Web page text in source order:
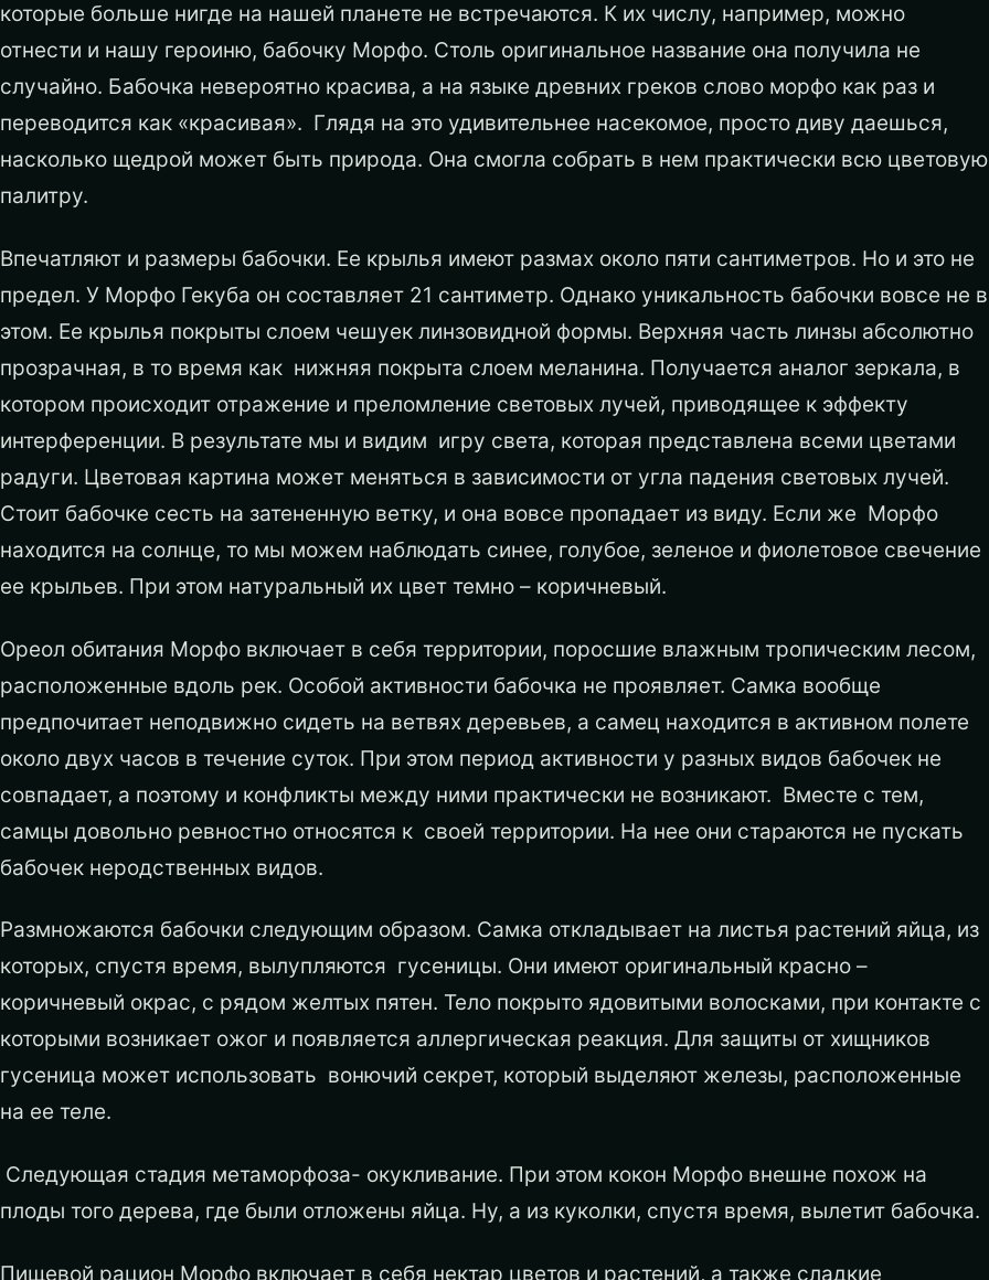
которые больше нигде на нашей планете не встречаются. К их числу, например, можно
отнести и нашу героиню, бабочку Морфо. Столь оригинальное название она получила не
случайно. Бабочка невероятно красива, а на языке древних греков слово морфо как раз и
переводится как «красивая». Глядя на это удивительнее насекомое, просто диву даешься,
насколько щедрой может быть природа. Она смогла собрать в нем практически всю цветовую
палитру.
Впечатляют и размеры бабочки. Ее крылья имеют размах около пяти сантиметров. Но и это не
предел. У Морфо Гекуба он составляет 21 сантиметр. Однако уникальность бабочки вовсе не в
этом. Ее крылья покрыты слоем чешуек линзовидной формы. Верхняя часть линзы абсолютно
прозрачная, в то время как нижняя покрыта слоем меланина. Получается аналог зеркала, в
котором происходит отражение и преломление световых лучей, приводящее к эффекту
интерференции. В результате мы и видим игру света, которая представлена всеми цветами
радуги. Цветовая картина может меняться в зависимости от угла падения световых лучей.
Стоит бабочке сесть на затененную ветку, и она вовсе пропадает из виду. Если же Морфо
находится на солнце, то мы можем наблюдать синее, голубое, зеленое и фиолетовое свечение
ее крыльев. При этом натуральный их цвет темно – коричневый.
Ореол обитания Морфо включает в себя территории, поросшие влажным тропическим лесом,
расположенные вдоль рек. Особой активности бабочка не проявляет. Самка вообще
предпочитает неподвижно сидеть на ветвях деревьев, а самец находится в активном полете
около двух часов в течение суток. При этом период активности у разных видов бабочек не
совпадает, а поэтому и конфликты между ними практически не возникают. Вместе с тем,
самцы довольно ревностно относятся к своей территории. На нее они стараются не пускать
бабочек неродственных видов.
Размножаются бабочки следующим образом. Самка откладывает на листья растений яйца, из
которых, спустя время, вылупляются гусеницы. Они имеют оригинальный красно –
коричневый окрас, с рядом желтых пятен. Тело покрыто ядовитыми волосками, при контакте с
которыми возникает ожог и появляется аллергическая реакция. Для защиты от хищников
гусеница может использовать вонючий секрет, который выделяют железы, расположенные
на ее теле.
Следующая стадия метаморфоза- окукливание. При этом кокон Морфо внешне похож на
плоды того дерева, где были отложены яйца. Ну, а из куколки, спустя время, вылетит бабочка.
Пищевой рацион Морфо включает в себя нектар цветов и растений, а также сладкие